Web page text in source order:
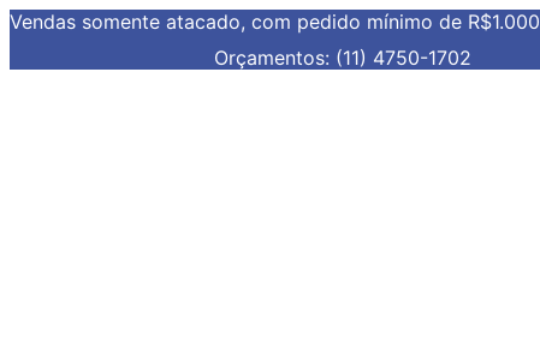
Vendas somente atacado, com pedido mínimo de R$1.000
Orçamentos: (11) 4750-1702